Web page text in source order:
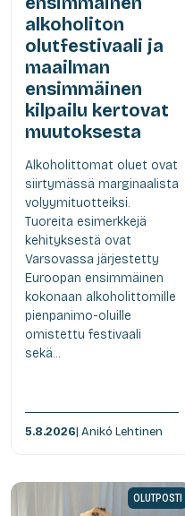
alkoholiton
olutfestivaali ja
maailman
ensimmäinen
kilpailu kertovat
muutoksesta
Alkoholittomat oluet ovat
siirtymässä marginaalista
volyymituotteiksi.
Tuoreita esimerkkejä
kehityksestä ovat
Varsovassa järjestetty
Euroopan ensimmäinen
kokonaan alkoholittomille
pienpanimo-oluille
omistettu festivaali
sekä...
5.8.2026| Anikó Lehtinen
OLUTPOSTI